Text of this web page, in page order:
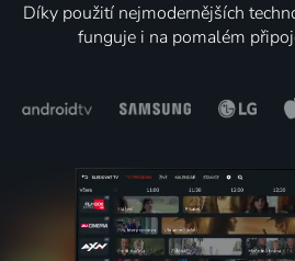
Díky použití nejmodernějších
funguje i na pomalém